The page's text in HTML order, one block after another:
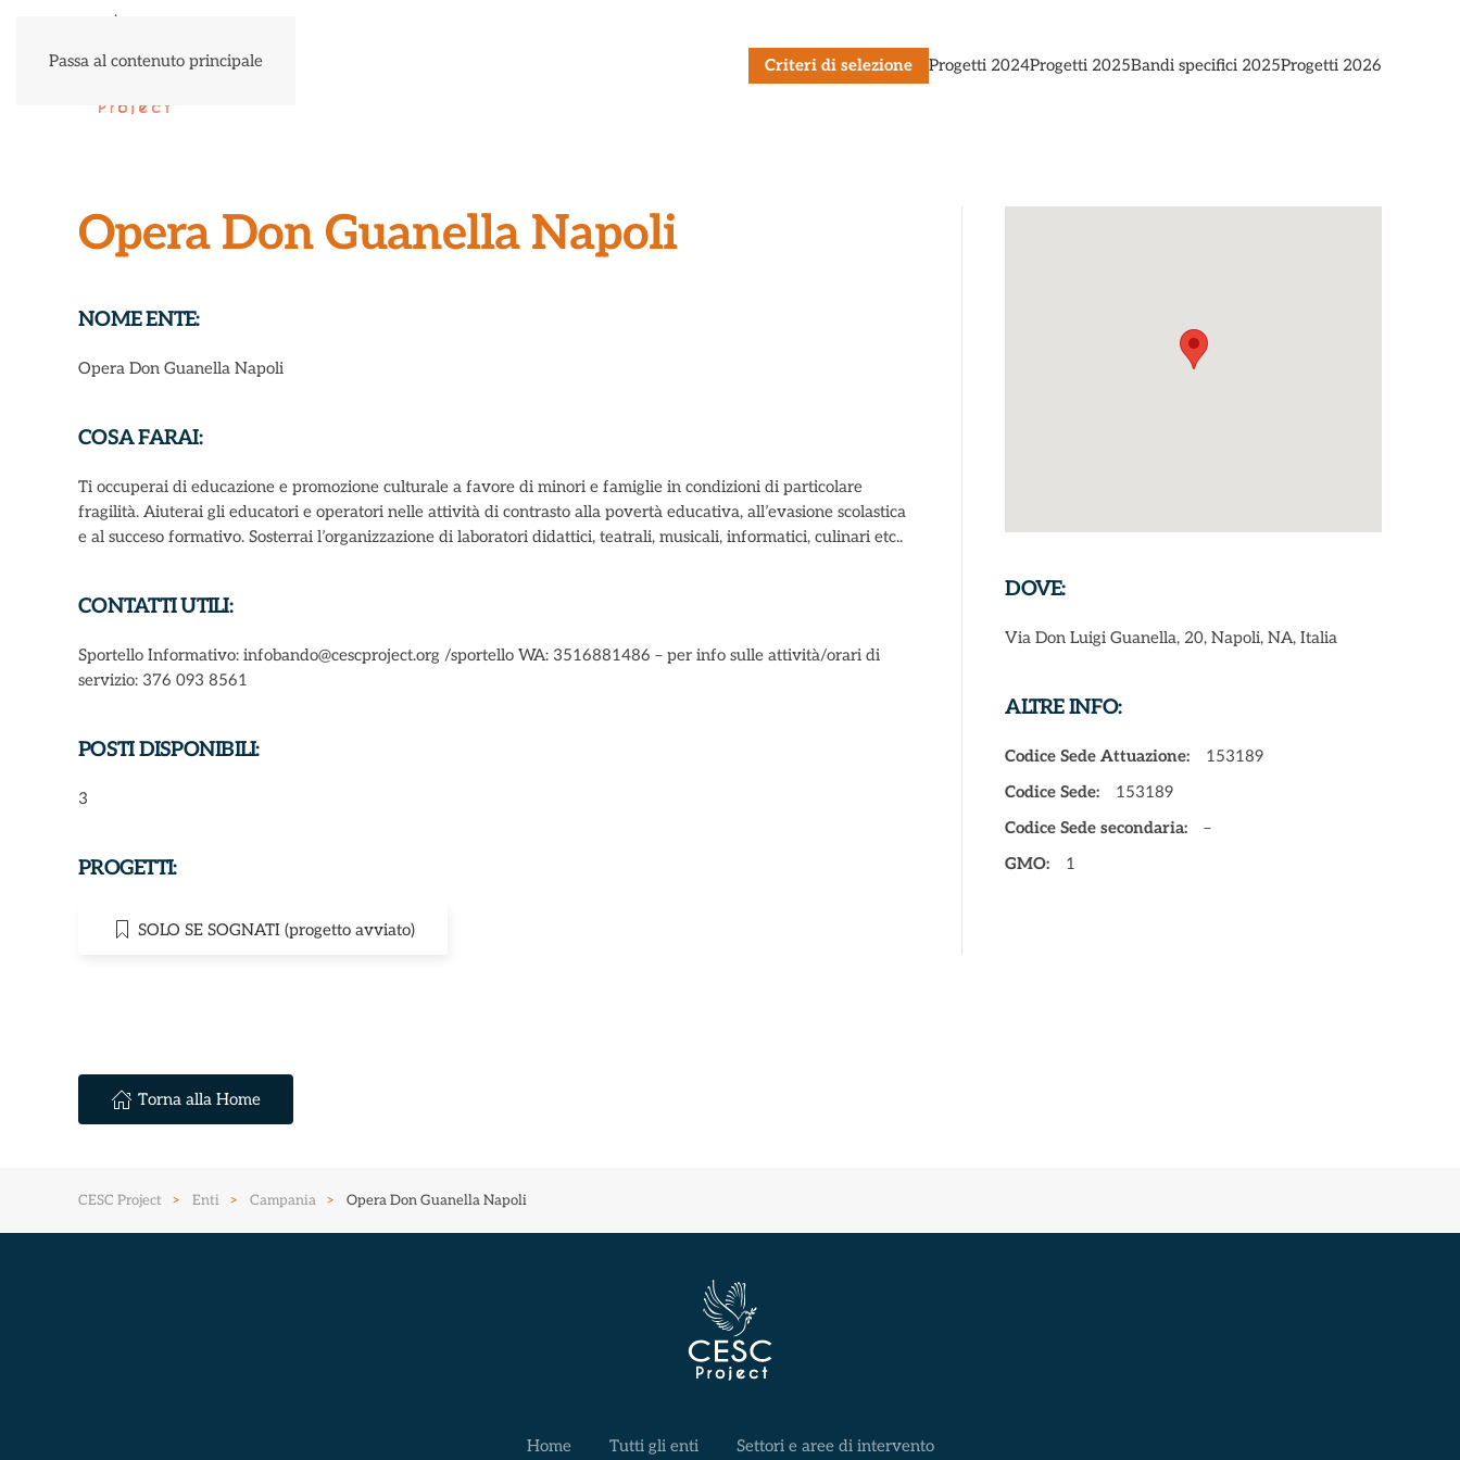
Passa al contenuto principale Criteri di selezione Progetti 2024Progetti 2025Bandi specifici 2025Progetti 2026
Opera Don Guanella Napoli
NOME ENTE:
Opera Don Guanella Napoli
COSA FARAI:
Ti occuperai di educazione e promozione culturale a favore di minori e famiglie in condizioni di particolare
fragilità. Aiuterai gli educatori e operatori nelle attività di contrasto alla povertà educativa, all’evasione scolastica
e al succeso formativo. Sosterrai l’organizzazione di laboratori didattici, teatrali, musicali, informatici, culinari etc..
CONTATTI UTILI:
Sportello Informativo: infobando@cescproject.org /sportello WA: 3516881486 – per info sulle attività/orari di
servizio: 376 093 8561
POSTI DISPONIBILI:
3
PROGETTI:
SOLO SE SOGNATI (progetto avviato)
DOVE:
Via Don Luigi Guanella, 20, Napoli, NA, Italia
ALTRE INFO:
Codice Sede Attuazione:
153189
Codice Sede:
153189
Codice Sede secondaria:
–
GMO:
1
Torna alla Home
CESC Project Enti Campania Opera Don Guanella Napoli
Home Tutti gli enti Settori e aree di intervento